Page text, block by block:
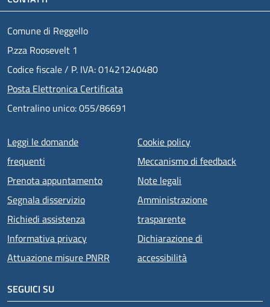
Comune di Reggello
P.zza Roosevelt 1
Codice fiscale / P. IVA: 01421240480
Posta Elettronica Certificata
Centralino unico: 055/86691
Menu piè di pagina
Leggi le domande
frequenti
Prenota appuntamento
Segnala disservizio
Richiedi assistenza
Informativa privacy
Attuazione misure PNRR
Cookie policy
Meccanismo di feedback
Note legali
Amministrazione
trasparente
Dichiarazione di
accessibilità
SEGUICI SU